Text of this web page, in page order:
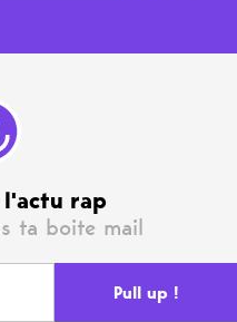
l'actu rap
ta boite mail